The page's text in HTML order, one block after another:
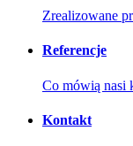
Zrealizowane
Referencje
Co mówią nasi
Kontakt